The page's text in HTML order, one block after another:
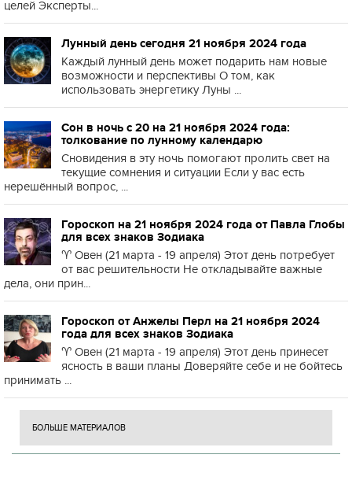
целей Эксперты...
Лунный день сегодня 21 ноября 2024 года
Каждый лунный день может подарить нам новые
возможности и перспективы О том, как
использовать энергетику Луны ...
Сон в ночь с 20 на 21 ноября 2024 года:
толкование по лунному календарю
Сновидения в эту ночь помогают пролить свет на
текущие сомнения и ситуации Если у вас есть
нерешённый вопрос, ...
Гороскоп на 21 ноября 2024 года от Павла Глобы
для всех знаков Зодиака
♈️ Овен (21 марта - 19 апреля) Этот день потребует
от вас решительности Не откладывайте важные
дела, они прин...
Гороскоп от Анжелы Перл на 21 ноября 2024
года для всех знаков Зодиака
♈️ Овен (21 марта - 19 апреля) Этот день принесет
ясность в ваши планы Доверяйте себе и не бойтесь
принимать ...
БОЛЬШЕ МАТЕРИАЛОВ